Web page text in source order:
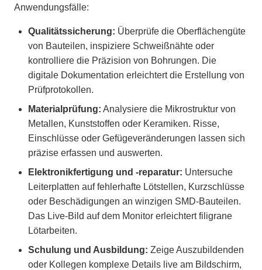
Anwendungsfälle:
Qualitätssicherung: Überprüfe die Oberflächengüte
von Bauteilen, inspiziere Schweißnähte oder
kontrolliere die Präzision von Bohrungen. Die
digitale Dokumentation erleichtert die Erstellung von
Prüfprotokollen.
Materialprüfung: Analysiere die Mikrostruktur von
Metallen, Kunststoffen oder Keramiken. Risse,
Einschlüsse oder Gefügeveränderungen lassen sich
präzise erfassen und auswerten.
Elektronikfertigung und -reparatur: Untersuche
Leiterplatten auf fehlerhafte Lötstellen, Kurzschlüsse
oder Beschädigungen an winzigen SMD-Bauteilen.
Das Live-Bild auf dem Monitor erleichtert filigrane
Lötarbeiten.
Schulung und Ausbildung: Zeige Auszubildenden
oder Kollegen komplexe Details live am Bildschirm,